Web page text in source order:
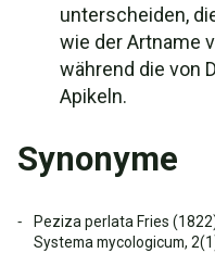
unterscheiden,
wie der Artname
während die von
Apikeln.
Synonyme
Peziza perlata Fries
Systema mycologicum,